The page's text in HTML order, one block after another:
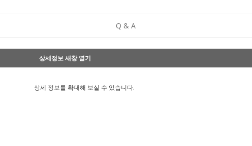
Q & A
상세정보 새창 열기
상세 정보를 확대해 보실 수 있습니다.